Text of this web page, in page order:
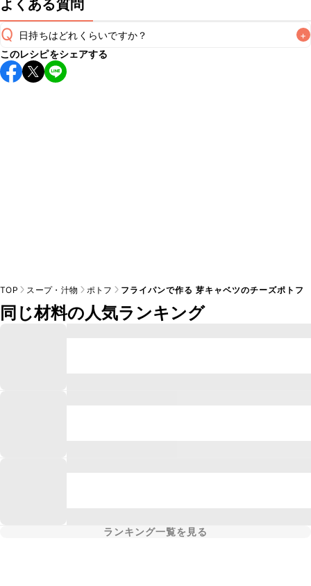
よくある質問
Q 日持ちはどれくらいですか？ +
保存期間は冷蔵で翌日中が目安です。なるべくお早めにお召
し上がりください。
このレシピをシェアする
TOP スープ・汁物 ポトフ フライパンで作る 芽キャベツのチーズポトフ
同じ材料の人気ランキング
ランキング一覧を見る